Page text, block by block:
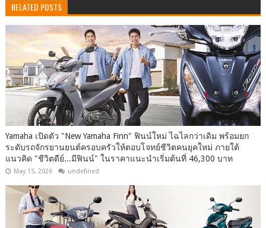
RELATED POSTS
Yamaha เปิดตัว "New Yamaha Finn" ฟินน์ใหม่ ไฉไลกว่าเดิม พร้อมยก
ระดับรถจักรยานยนต์ครอบครัวให้ตอบโจทย์ชีวิตคนยุคใหม่ ภายใต้
แนวคิด "ชีวิตดีย์...มีฟินน์" ในราคาแนะนำเริ่มต้นที่ 46,300 บาท
May 15, 2026 undefined